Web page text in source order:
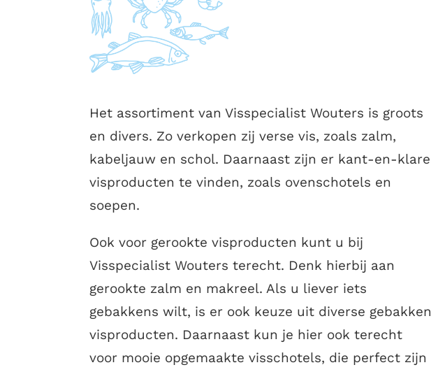
Het assortiment van Visspecialist Wouters is groots
en divers. Zo verkopen zij verse vis, zoals zalm,
kabeljauw en schol. Daarnaast zijn er kant-en-klare
visproducten te vinden, zoals ovenschotels en
soepen.
Ook voor gerookte visproducten kunt u bij
Visspecialist Wouters terecht. Denk hierbij aan
gerookte zalm en makreel. Als u liever iets
gebakkens wilt, is er ook keuze uit diverse gebakken
visproducten. Daarnaast kun je hier ook terecht
voor mooie opgemaakte visschotels, die perfect zijn